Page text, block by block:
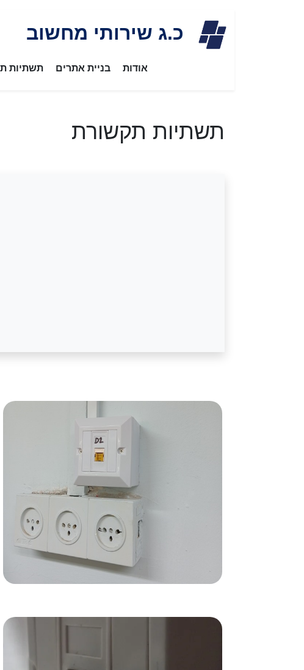
content
כ.ג שירותי מחשוב
אודות בניית אתרים תשתיות
תשתיות תקשורת